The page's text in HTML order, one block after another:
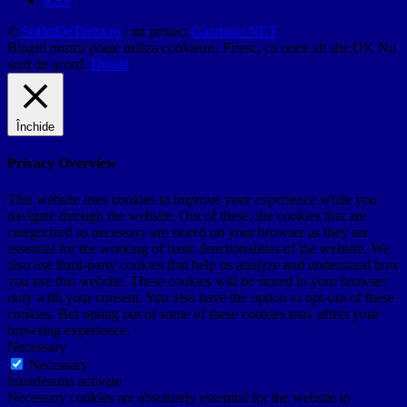
© SufletDeTurist.ro | un proiect Gazduire.NET
Blogul nostru poate utiliza cookieuri. Firesc, ca orice alt site.OK Nu
sunt de acord. Detalii
Închide
Privacy Overview
This website uses cookies to improve your experience while you
navigate through the website. Out of these, the cookies that are
categorized as necessary are stored on your browser as they are
essential for the working of basic functionalities of the website. We
also use third-party cookies that help us analyze and understand how
you use this website. These cookies will be stored in your browser
only with your consent. You also have the option to opt-out of these
cookies. But opting out of some of these cookies may affect your
browsing experience.
Necessary
Necessary
Întotdeauna activate
Necessary cookies are absolutely essential for the website to